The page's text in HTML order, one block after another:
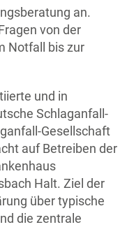
an.
von der
Notfall bis zur
und in
Schlaganfall-
Gesellschaft
auf Betreiben der
Halt. Ziel der
über typische
die zentrale